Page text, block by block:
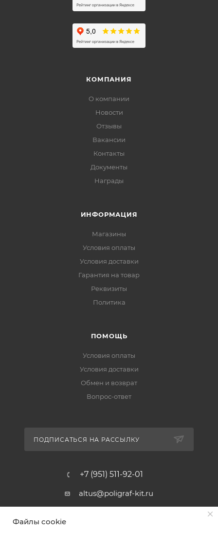
КОМПАНИЯ
О компании
Новости
Отзывы
Вакансии
Контакты
Документы
Награды
ИНФОРМАЦИЯ
Магазины
Условия оплаты
Условия доставки
Гарантия на товар
Реквизиты
Политика
ПОМОЩЬ
Условия оплаты
Условия доставки
Обмен и возврат
Вопрос-ответ
ПОДПИСАТЬСЯ НА РАССЫЛКУ
+7 (951) 511-92-01
altus@poligraf-kit.ru
Ростовская обл, Аксайский р-н,
Файлы cookie